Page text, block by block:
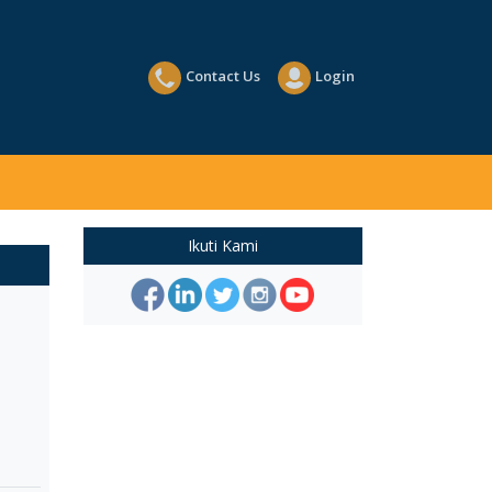
Contact Us Login
Ikuti Kami